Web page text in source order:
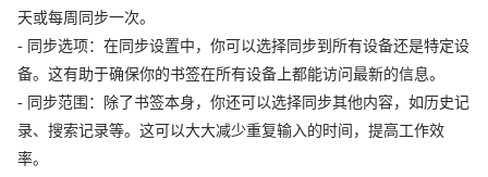
天或每周同步一次。
- 同步选项：在同步设置中，你可以选择同步到所有设备还是特定设
备。这有助于确保你的书签在所有设备上都能访问最新的信息。
- 同步范围：除了书签本身，你还可以选择同步其他内容，如历史记
录、搜索记录等。这可以大大减少重复输入的时间，提高工作效
率。